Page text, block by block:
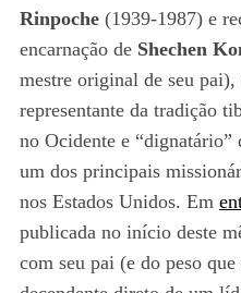
Rinpoche(1939-1987) e
encarnação de Shechen
mestre original de seu pai),
representante da tradição
no Ocidente e
um dos principais
nos Estados Unidos. Em
publicada no início deste
com seu pai (e do peso